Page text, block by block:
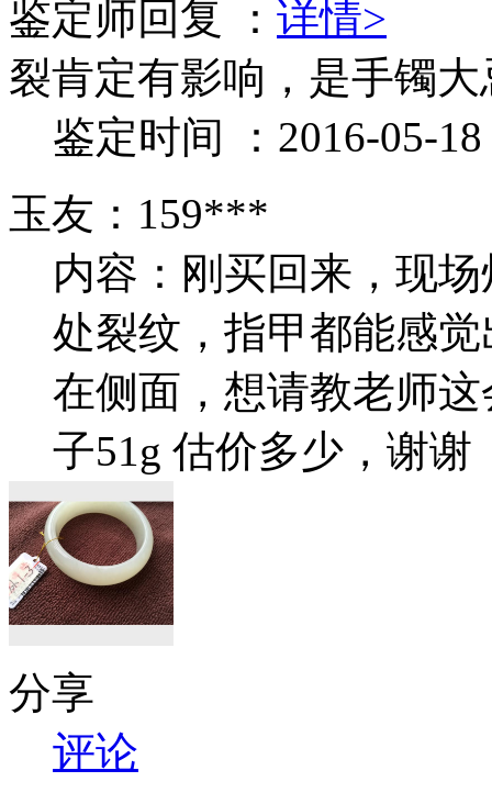
鉴定师回复 ： 详情>
裂肯定有影响，是手镯
鉴定时间 ：2016-05-18
玉友：159***
内容：刚买回来，现
处裂纹，指甲都能感
在侧面，想请教老师
子51g 估价多少，谢谢
分享
评论